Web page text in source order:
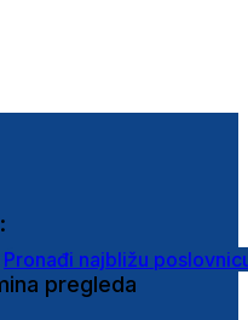
Pronađi najbližu
pregleda